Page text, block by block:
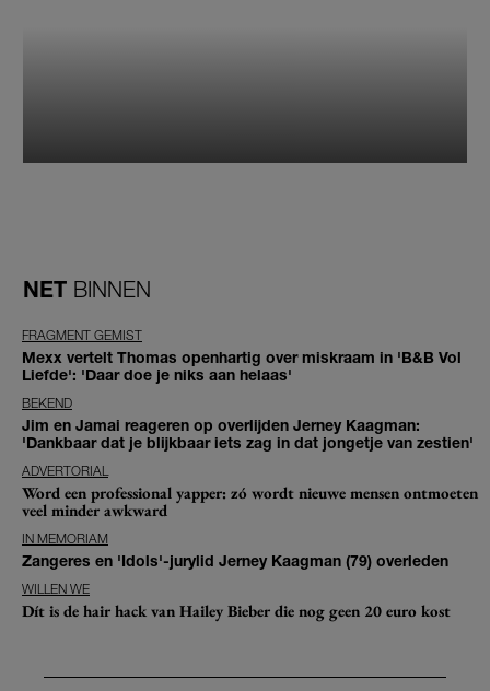
NET BINNEN
FRAGMENT GEMIST
Mexx vertelt Thomas openhartig over miskraam in 'B&B Vol
Liefde': 'Daar doe je niks aan helaas'
BEKEND
Jim en Jamai reageren op overlijden Jerney Kaagman:
'Dankbaar dat je blijkbaar iets zag in dat jongetje van zestien'
ADVERTORIAL
Word een professional yapper: zó wordt nieuwe mensen ontmoeten
veel minder awkward
IN MEMORIAM
Zangeres en 'Idols'-jurylid Jerney Kaagman (79) overleden
WILLEN WE
Dít is de hair hack van Hailey Bieber die nog geen 20 euro kost